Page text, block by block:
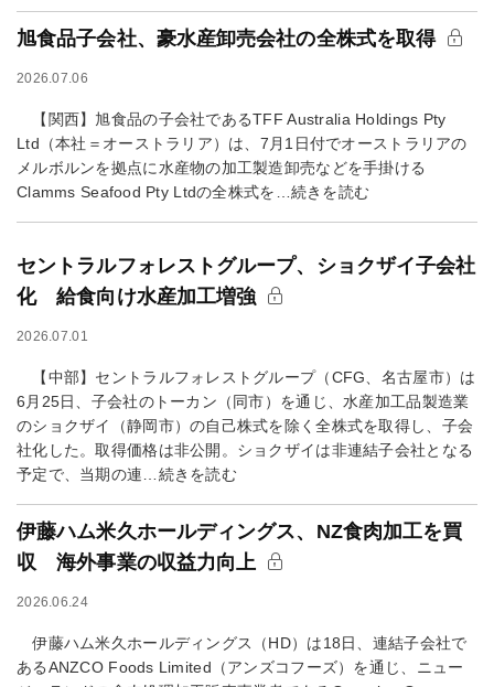
旭食品子会社、豪水産卸売会社の全株式を取得
2026.07.06
【関西】旭食品の子会社であるTFF Australia Holdings Pty
Ltd（本社＝オーストラリア）は、7月1日付でオーストラリアの
メルボルンを拠点に水産物の加工製造卸売などを手掛ける
Clamms Seafood Pty Ltdの全株式を…続きを読む
セントラルフォレストグループ、ショクザイ子会社
化 給食向け水産加工増強
2026.07.01
【中部】セントラルフォレストグループ（CFG、名古屋市）は
6月25日、子会社のトーカン（同市）を通じ、水産加工品製造業
のショクザイ（静岡市）の自己株式を除く全株式を取得し、子会
社化した。取得価格は非公開。ショクザイは非連結子会社となる
予定で、当期の連…続きを読む
伊藤ハム米久ホールディングス、NZ食肉加工を買
収 海外事業の収益力向上
2026.06.24
伊藤ハム米久ホールディングス（HD）は18日、連結子会社で
あるANZCO Foods Limited（アンズコフーズ）を通じ、ニュー